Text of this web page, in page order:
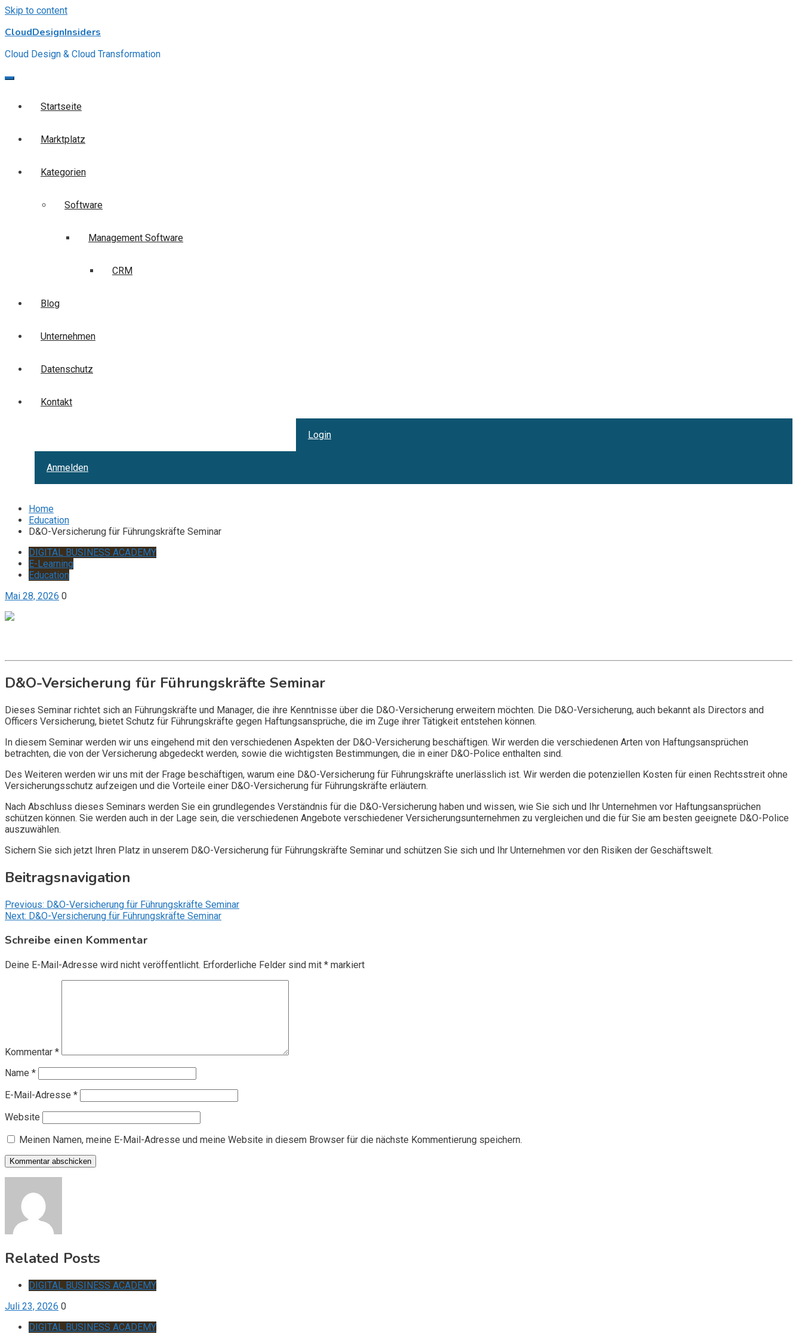
Skip to content
CloudDesignInsiders
Cloud Design & Cloud Transformation
Startseite
Marktplatz
Kategorien
Software
Management Software
CRM
Blog
Unternehmen
Datenschutz
Kontakt
Login
Anmelden
Home
Education
D&O-Versicherung für Führungskräfte Seminar
DIGITAL BUSINESS ACADEMY
E-Learning
Education
Mai 28, 2026 0
D&O-Versicherung für Führungskräfte Seminar
Dieses Seminar richtet sich an Führungskräfte und Manager, die ihre Kenntnisse über die D&O-Versicherung erweitern möchten. Die D&O-Versicherung, auch bekannt als Directors and
Officers Versicherung, bietet Schutz für Führungskräfte gegen Haftungsansprüche, die im Zuge ihrer Tätigkeit entstehen können.
In diesem Seminar werden wir uns eingehend mit den verschiedenen Aspekten der D&O-Versicherung beschäftigen. Wir werden die verschiedenen Arten von Haftungsansprüchen
betrachten, die von der Versicherung abgedeckt werden, sowie die wichtigsten Bestimmungen, die in einer D&O-Police enthalten sind.
Des Weiteren werden wir uns mit der Frage beschäftigen, warum eine D&O-Versicherung für Führungskräfte unerlässlich ist. Wir werden die potenziellen Kosten für einen Rechtsstreit ohne
Versicherungsschutz aufzeigen und die Vorteile einer D&O-Versicherung für Führungskräfte erläutern.
Nach Abschluss dieses Seminars werden Sie ein grundlegendes Verständnis für die D&O-Versicherung haben und wissen, wie Sie sich und Ihr Unternehmen vor Haftungsansprüchen
schützen können. Sie werden auch in der Lage sein, die verschiedenen Angebote verschiedener Versicherungsunternehmen zu vergleichen und die für Sie am besten geeignete D&O-Police
auszuwählen.
Sichern Sie sich jetzt Ihren Platz in unserem D&O-Versicherung für Führungskräfte Seminar und schützen Sie sich und Ihr Unternehmen vor den Risiken der Geschäftswelt.
Beitragsnavigation
Previous: D&O-Versicherung für Führungskräfte Seminar
Next: D&O-Versicherung für Führungskräfte Seminar
Schreibe einen Kommentar
Deine E-Mail-Adresse wird nicht veröffentlicht. Erforderliche Felder sind mit * markiert
Kommentar *
Name *
E-Mail-Adresse *
Website
Meinen Namen, meine E-Mail-Adresse und meine Website in diesem Browser für die nächste Kommentierung speichern.
Related Posts
DIGITAL BUSINESS ACADEMY
Juli 23, 2026 0
DIGITAL BUSINESS ACADEMY